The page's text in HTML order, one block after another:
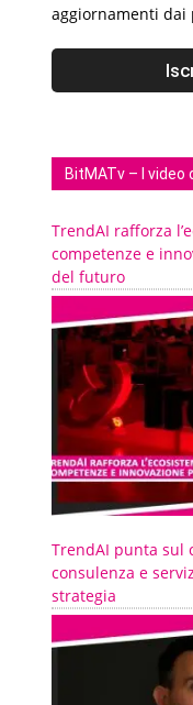
aggiornamenti dai
BitMATv – I video
TrendAI rafforza
competenze e
del futuro
TrendAI punta sul
consulenza e
strategia